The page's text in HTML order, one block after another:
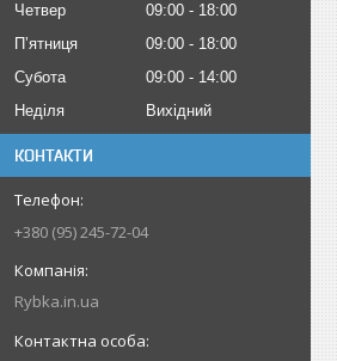
Четвер
09:00
18:00
Пʼятниця
09:00
18:00
Субота
09:00
14:00
Неділя
Вихідний
КОНТАКТИ
+380 (95) 245-72-04
Rybka.in.ua